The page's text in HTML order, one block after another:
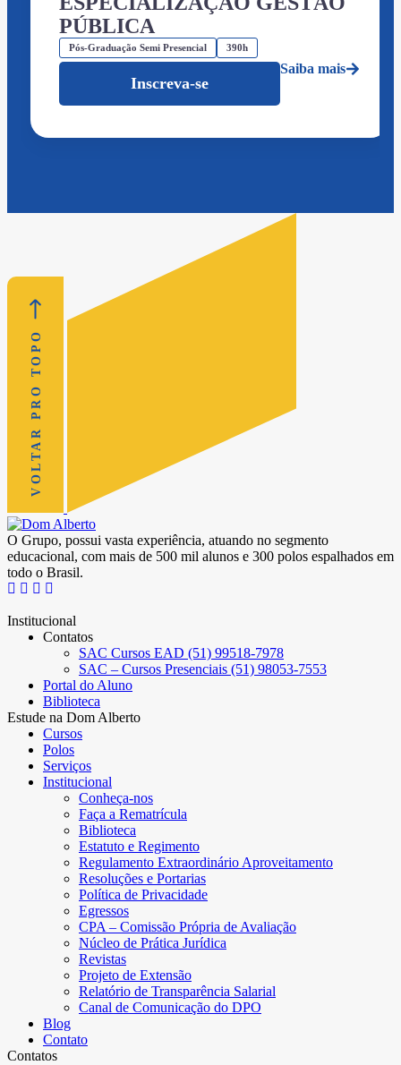
PÚBLICA
Pós-Graduação Semi Presencial 390h
Inscreva-se
Saiba mais
VOLTAR PRO TOPO
O Grupo, possui vasta experiência, atuando no segmento
educacional, com mais de 500 mil alunos e 300 polos espalhados em
todo o Brasil.
Institucional
Contatos
SAC Cursos EAD (51) 99518-7978
SAC – Cursos Presenciais (51) 98053-7553
Portal do Aluno
Biblioteca
Estude na Dom Alberto
Cursos
Polos
Serviços
Institucional
Conheça-nos
Faça a Rematrícula
Biblioteca
Estatuto e Regimento
Regulamento Extraordinário Aproveitamento
Resoluções e Portarias
Política de Privacidade
Egressos
CPA – Comissão Própria de Avaliação
Núcleo de Prática Jurídica
Revistas
Projeto de Extensão
Relatório de Transparência Salarial
Canal de Comunicação do DPO
Blog
Contato
Contatos